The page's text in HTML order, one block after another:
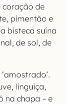
coração de
pimentão e
bisteca suína
de sol, de
linguiça,
na chapa – e